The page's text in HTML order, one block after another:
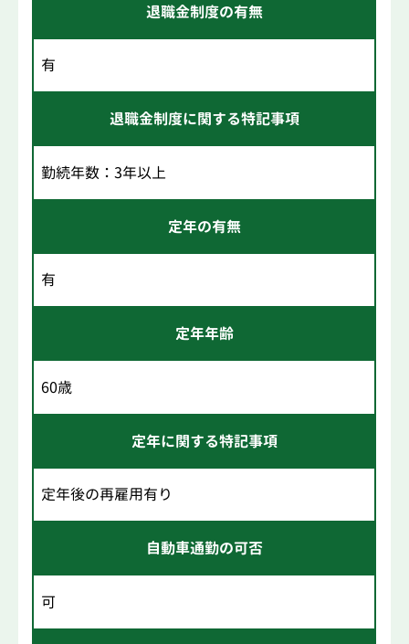
退職金制度の有無
有
退職金制度に関する特記事項
勤続年数：3年以上
定年の有無
有
定年年齢
60歳
定年に関する特記事項
定年後の再雇用有り
自動車通勤の可否
可